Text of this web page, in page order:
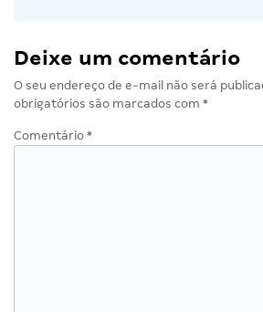
Deixe um comentário
O seu endereço de e-mail não será
obrigatórios são marcados com *
Comentário *